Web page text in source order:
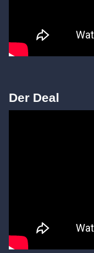
Der Deal